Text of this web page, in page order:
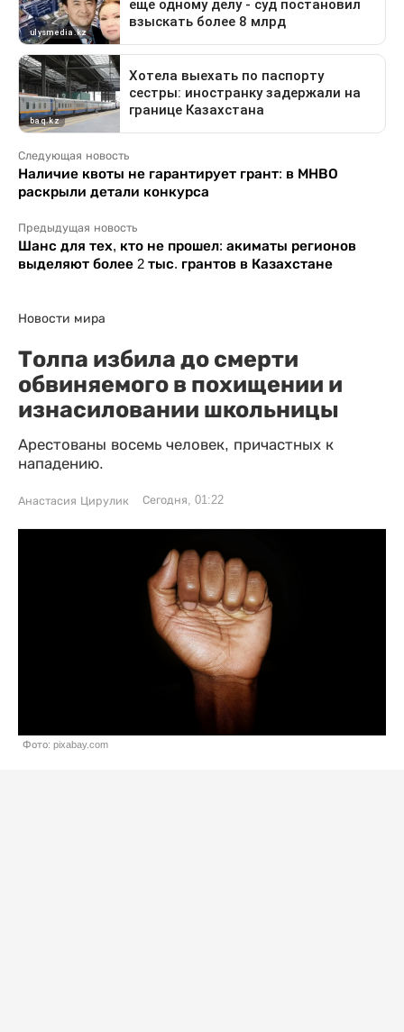
Следующая новость
Наличие квоты не гарантирует грант: в МНВО
раскрыли детали конкурса
Предыдущая новость
Шанс для тех, кто не прошел: акиматы регионов
выделяют более 2 тыс. грантов в Казахстане
Новости мира
Толпа избила до смерти
обвиняемого в похищении и
изнасиловании школьницы
Арестованы восемь человек, причастных к
нападению.
Анастасия Цирулик Сегодня, 01:22
Фото: pixabay.com